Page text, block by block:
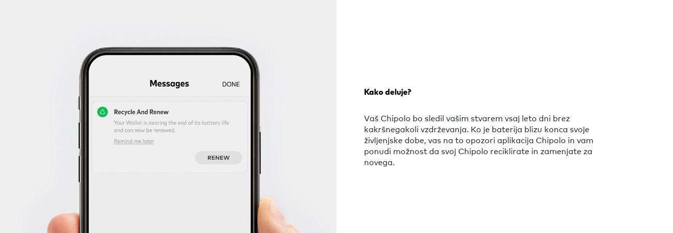
Kako deluje?
Vaš Chipolo bo sledil vašim stvarem vsaj leto dni brez
kakršnegakoli vzdrževanja. Ko je baterija blizu konca svoje
življenjske dobe, vas na to opozori aplikacija Chipolo in vam
ponudi možnost da svoj Chipolo reciklirate in zamenjate za
novega.